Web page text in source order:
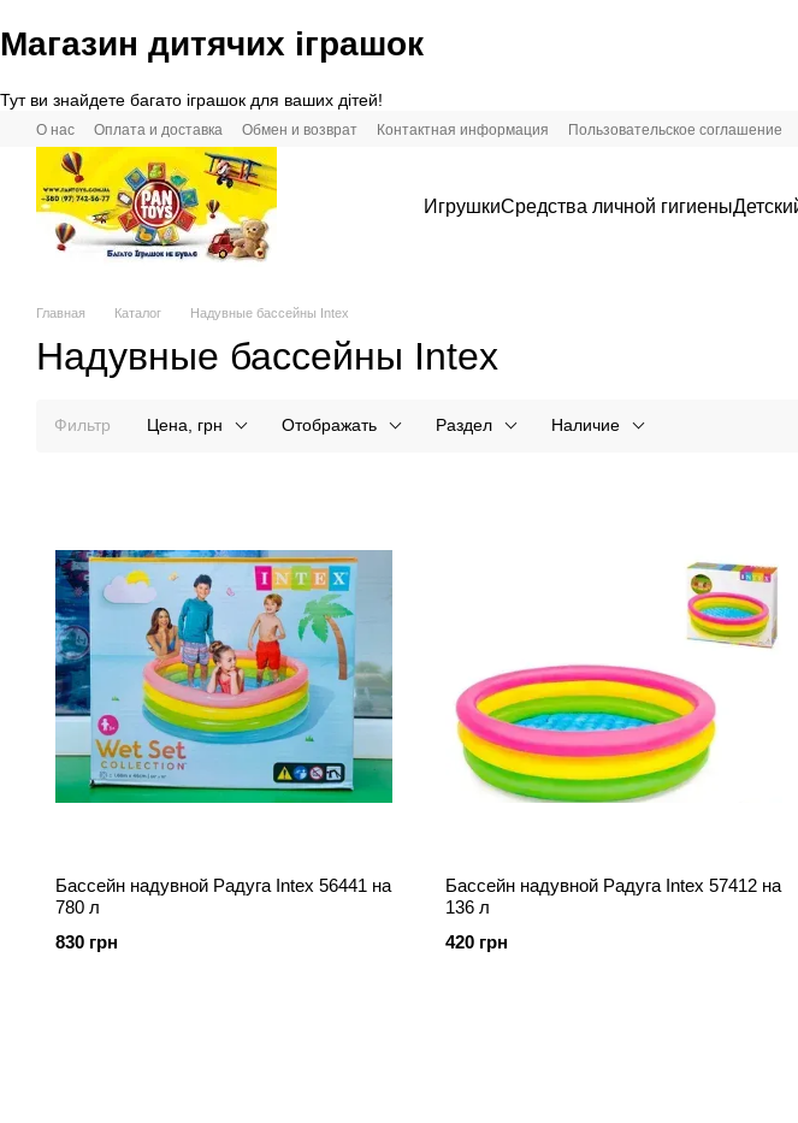
Перейти к основному контенту
Магазин дитячих іграшок
Тут ви знайдете багато іграшок для ваших дітей!
О нас Оплата и доставка Обмен и возврат Контактная информация Пользовательское соглашение
ИгрушкиСредства личной гигиены
Главная Каталог Надувные бассейны Intex
Надувные бассейны Intex
Фильтр Цена, грн Отображать Раздел Наличие
Бассейн надувной Радуга Intex 56441 на
780 л
830 грн
Бассейн надувной Радуга Intex 57412 на
136 л
420 грн